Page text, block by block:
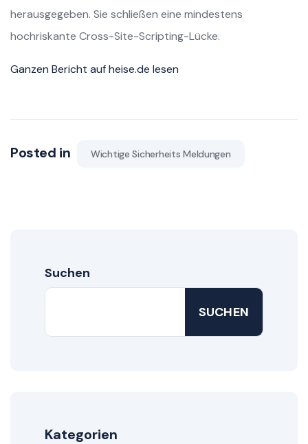
herausgegeben. Sie schließen eine mindestens
hochriskante Cross-Site-Scripting-Lücke.
Ganzen Bericht auf heise.de lesen
Posted in Wichtige Sicherheits Meldungen
Suchen
SUCHEN
Kategorien